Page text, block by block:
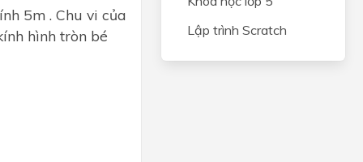
5m . Chu vi của
hình tròn bé
Lập trình Scratch